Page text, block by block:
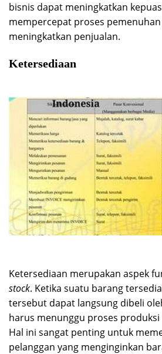
bisnis dapat meningkatkan
mempercepat proses
meningkatkan penjualan.
Ketersediaan
Ketersediaan merupakan aspek
stock. Ketika suatu barang
tersebut dapat langsung dibeli
harus menunggu proses
Hal ini sangat penting untuk
pelanggan yang menginginkan